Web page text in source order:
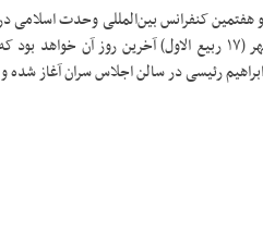
رئیسی در سالن اجلاس سران آغاز شده